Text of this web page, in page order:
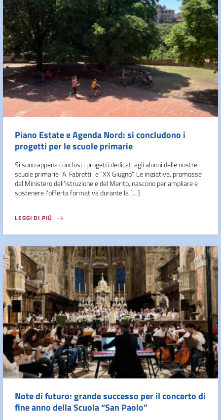
Piano Estate e Agenda Nord: si concludono i
progetti per le scuole primarie
Si sono appena conclusi i progetti dedicati agli alunni delle nostre
scuole primarie ”A. Fabretti” e “XX Giugno”. Le iniziative, promosse
dal Ministero dell’Istruzione e del Merito, nascono per ampliare e
sostenere l’offerta formativa durante la […]
LEGGI DI PIÙ
Note di futuro: grande successo per il concerto di
fine anno della Scuola “San Paolo”